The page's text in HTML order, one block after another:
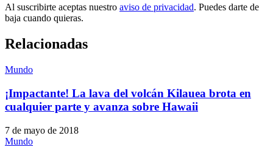
Al suscribirte aceptas nuestro aviso de privacidad. Puedes darte de
baja cuando quieras.
Relacionadas
Mundo
¡Impactante! La lava del volcán Kilauea brota en
cualquier parte y avanza sobre Hawaii
7 de mayo de 2018
Mundo